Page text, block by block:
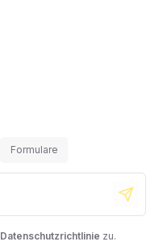
Formulare
Datenschutzrichtlinie zu.